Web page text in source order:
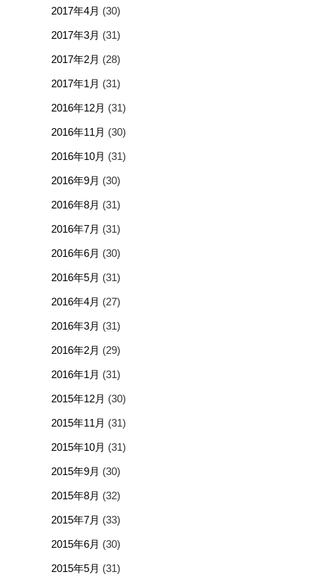
2017年4月 (30)
2017年3月 (31)
2017年2月 (28)
2017年1月 (31)
2016年12月 (31)
2016年11月 (30)
2016年10月 (31)
2016年9月 (30)
2016年8月 (31)
2016年7月 (31)
2016年6月 (30)
2016年5月 (31)
2016年4月 (27)
2016年3月 (31)
2016年2月 (29)
2016年1月 (31)
2015年12月 (30)
2015年11月 (31)
2015年10月 (31)
2015年9月 (30)
2015年8月 (32)
2015年7月 (33)
2015年6月 (30)
2015年5月 (31)